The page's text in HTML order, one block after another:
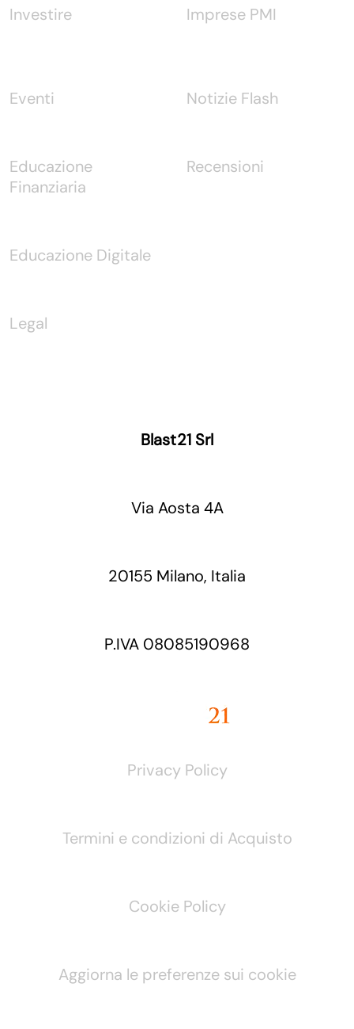
Investire Imprese PMI
Eventi
Educazione
Finanziaria
Educazione Digitale
Legal
Notizie Flash
Recensioni
Blast21 Srl
Via Aosta 4A
20155 Milano, Italia
P.IVA 08085190968
Privacy Policy
Termini e condizioni di Acquisto
Cookie Policy
Aggiorna le preferenze sui cookie